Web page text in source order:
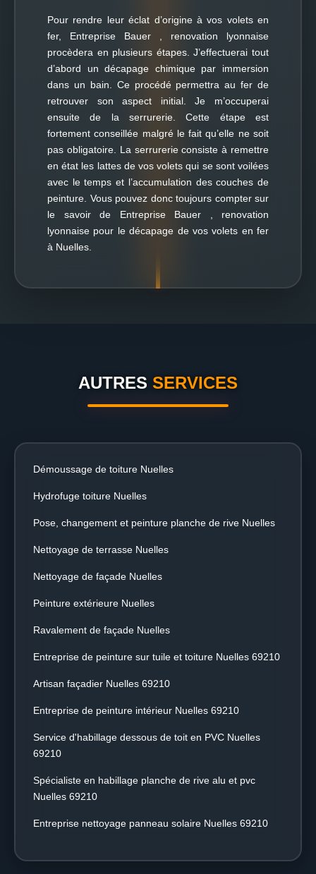
Pour rendre leur éclat d’origine à vos volets en
fer, Entreprise Bauer , renovation lyonnaise
procèdera en plusieurs étapes. J’effectuerai tout
d’abord un décapage chimique par immersion
dans un bain. Ce procédé permettra au fer de
retrouver son aspect initial. Je m’occuperai
ensuite de la serrurerie. Cette étape est
fortement conseillée malgré le fait qu’elle ne soit
pas obligatoire. La serrurerie consiste à remettre
en état les lattes de vos volets qui se sont voilées
avec le temps et l’accumulation des couches de
peinture. Vous pouvez donc toujours compter sur
le savoir de Entreprise Bauer , renovation
lyonnaise pour le décapage de vos volets en fer
à Nuelles.
AUTRES SERVICES
Démoussage de toiture Nuelles
Hydrofuge toiture Nuelles
Pose, changement et peinture planche de rive Nuelles
Nettoyage de terrasse Nuelles
Nettoyage de façade Nuelles
Peinture extérieure Nuelles
Ravalement de façade Nuelles
Entreprise de peinture sur tuile et toiture Nuelles 69210
Artisan façadier Nuelles 69210
Entreprise de peinture intérieur Nuelles 69210
Service d'habillage dessous de toit en PVC Nuelles
69210
Spécialiste en habillage planche de rive alu et pvc
Nuelles 69210
Entreprise nettoyage panneau solaire Nuelles 69210